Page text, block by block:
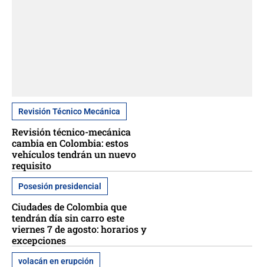
Revisión Técnico Mecánica
Revisión técnico-mecánica
cambia en Colombia: estos
vehículos tendrán un nuevo
requisito
Posesión presidencial
Ciudades de Colombia que
tendrán día sin carro este
viernes 7 de agosto: horarios y
excepciones
volacán en erupción